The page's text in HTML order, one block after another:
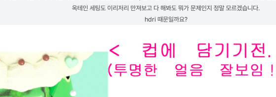
옥테인 세팅도 이리저리 만져보고 다 해봐도 뭐가 문제인지 정말 모르겠습니다.
hdri 때문일까요?